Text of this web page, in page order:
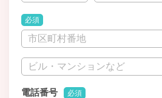
必須
電話番号 必須